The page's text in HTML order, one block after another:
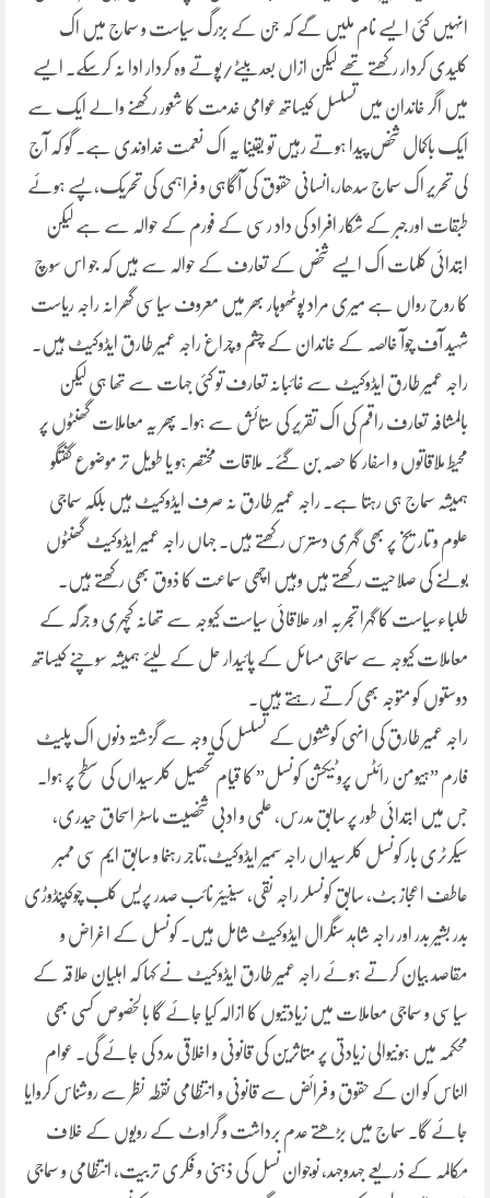
انہیں کئی ایسے نام ملیں گے کہ جن کے بزرگ سیاست و سماج میں اک
کلیدی کردار رکھتے تھے لیکن ازاں بعد بیٹے/پوتے وہ کردار ادا نہ کرسکے۔ ایسے
میں اگر خاندان میں تسلسل کیساتھ عوامی خدمت کا شعور رکھنے والے ایک سے
ایک باکمال شخص پیدا ہوتے رہیں تو یقینا یہ اک نعمت خداوندی ہے۔ گو کہ آج
کی تحریر اک سماج سدھار،انسانی حقوق کی آگاہی و فراہمی کی تحریک،پسے ہوئے
طبقات اور جبر کے شکار افراد کی داد رسی کے فورم کے حوالہ سے ہے لیکن
ابتدائی کلمات اک ایسے شخص کے تعارف کے حوالہ سے ہیں کہ جو اس سوچ
کا روح رواں ہے میری مراد پوٹھوہار بھر میں معروف سیاسی گھرانہ راجہ ریاست
شہید آف چوآ خالصہ کے خاندان کے چشم و چراغ راجہ عمیر طارق ایڈوکیٹ ہیں۔
راجہ عمیر طارق ایڈوکیٹ سے غائبانہ تعارف تو کئی جہات سے تھا ہی لیکن
بالمشافہ تعارف راقم کی اک تقریر کی ستائش سے ہوا۔ پھر یہ معاملات گھنٹوں پر
محیط ملاقاتوں و اسفار کا حصہ بن گئے۔ ملاقات مختصر ہو یا طویل تر موضوع گفتگو
ہمیشہ سماج ہی رہتا ہے۔ راجہ عمیر طارق نہ صرف ایڈوکیٹ ہیں بلکہ سماجی
علوم و تاریخ پر بھی گہری دسترس رکھتے ہیں۔ جہاں راجہ عمیر ایڈوکیٹ گھنٹوں
بولنے کی صلاحیت رکھتے ہیں وہیں اچھی سماعت کا ذوق بھی رکھتے ہیں۔
طلباءسیاست کا گہرا تجربہ اور علاقائی سیاست کیوجہ سے تھانہ کچہری و جرگہ کے
معاملات کیوجہ سے سماجی مسائل کے پائیدار حل کے لیئے ہمیشہ سوچنے کیساتھ
دوستوں کو متوجہ بھی کرتے رہتے ہیں۔
راجہ عمیر طارق کی انہی کوششوں کے تسلسل کی وجہ سے گزشتہ دنوں اک پلیٹ
فارم ”ہیومن رائٹس پروٹیکشن کونسل” کا قیام تحصیل کلرسیداں کی سطح پر ہوا۔
جس میں ابتدائی طور پر سابق مدرس، علمی و ادبی شخصیت ماسٹر اسحاق حیدری،
سیکرٹری بار کونسل کلرسیداں راجہ سمیر ایڈوکیٹ،تاجر رہنما و سابق ایم سی ممبر
عاطف اعجاز بٹ، سابق کونسلر راجہ نقی، سینیئر نائب صدر پریس کلب چوکپنڈوڑی
بدر بشیر بدر اور راجہ شاہد سنگرال ایڈوکیٹ شامل ہیں۔ کونسل کے اغراض و
مقاصد بیان کرتے ہوئے راجہ عمیر طارق ایڈوکیٹ نے کہا کہ اہلیان علاقہ کے
سیاسی و سماجی معاملات میں زیادتیوں کا ازالہ کیا جائے گا بالخصوص کسی بھی
محکمہ میں ہونیوالی زیادتی پر متاثرین کی قانونی و اخلاقی مدد کی جائے گی۔ عوام
الناس کو ان کے حقوق و فرائض سے قانونی و انتظامی نقطہ نظر سے روشناس کروایا
جائے گا۔ سماج میں بڑھتے عدم برداشت و گراوٹ کے رویوں کے خلاف
مکالمہ کے ذریعے جہدوجہد، نوجوان نسل کی ذہنی و فکری تربیت، انتظامی و سماجی